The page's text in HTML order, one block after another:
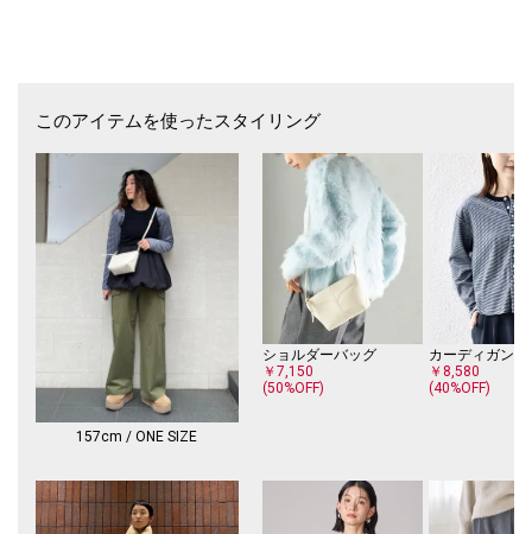
-------------------------------------
生地の厚み：中間
伸縮性：有
透け感：オフホワイトやや有
光沢感：無
ポケット：無
-------------------------------------
※多少縮みますので形を整えて陰干しして下さい。
※雨や汗に濡れた状態での摩擦により、色落ちする恐れがございますので
ご注意ください。
※撮影環境により商品の色味が異なって見える場合がございます。商品の
お色味は、物撮り画像をご参考にしてください。
※末永く愛用頂く為に、アテンションタグを必ずご確認の上、着用又はお
※画像の商品はサンプルです。
実際の商品と仕様、加工、サイズが若干異なる場合がございます。
このアイテムを使ったスタイリング
157cm / ONE SIZE
ショルダーバッグ
￥7,150
(50%OFF)
カーディガン
￥8,580
(40%OFF)